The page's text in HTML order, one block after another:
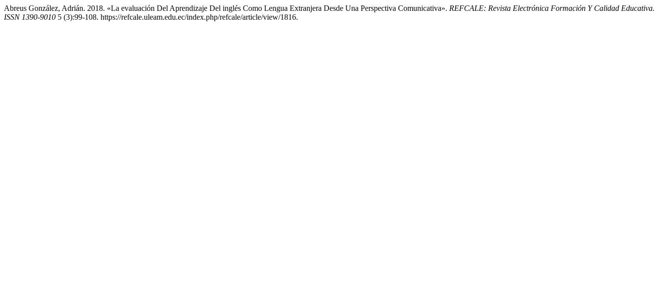
Abreus González, Adrián. 2018. «La evaluación Del Aprendizaje Del inglés Como Lengua Extranjera Desde Una Perspectiva Comunicativa». REFCALE: Revista Electrónica Formación Y Calidad Educativa.
ISSN 1390-9010 5 (3):99-108. https://refcale.uleam.edu.ec/index.php/refcale/article/view/1816.